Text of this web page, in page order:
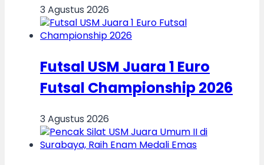
3 Agustus 2026
Futsal USM Juara 1 Euro
Futsal Championship 2026
3 Agustus 2026